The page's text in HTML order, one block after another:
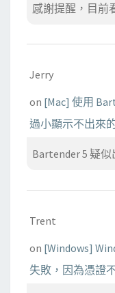
感謝提醒，目前
Jerry
on [Mac] 使用
過小顯示不出來
Bartender 5 疑
Trent
on [Windows]
失敗，因為憑證